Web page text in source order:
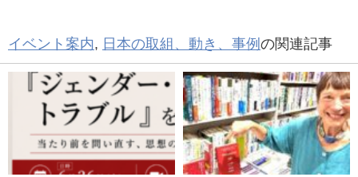
イベント案内, 日本の取組、動き、事例 の関連記事